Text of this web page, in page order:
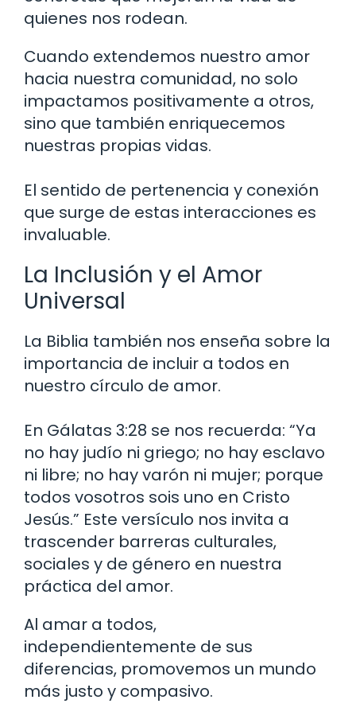
quienes nos rodean.
Cuando extendemos nuestro amor
hacia nuestra comunidad, no solo
impactamos positivamente a otros,
sino que también enriquecemos
nuestras propias vidas.
El sentido de pertenencia y conexión
que surge de estas interacciones es
invaluable.
La Inclusión y el Amor
Universal
La Biblia también nos enseña sobre la
importancia de incluir a todos en
nuestro círculo de amor.
En Gálatas 3:28 se nos recuerda: “Ya
no hay judío ni griego; no hay esclavo
ni libre; no hay varón ni mujer; porque
todos vosotros sois uno en Cristo
Jesús.” Este versículo nos invita a
trascender barreras culturales,
sociales y de género en nuestra
práctica del amor.
Al amar a todos,
independientemente de sus
diferencias, promovemos un mundo
más justo y compasivo.